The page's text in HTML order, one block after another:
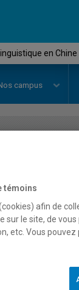
en Chine
campus
Chine
témoins
afin de
sur le site, de
etc. Vous